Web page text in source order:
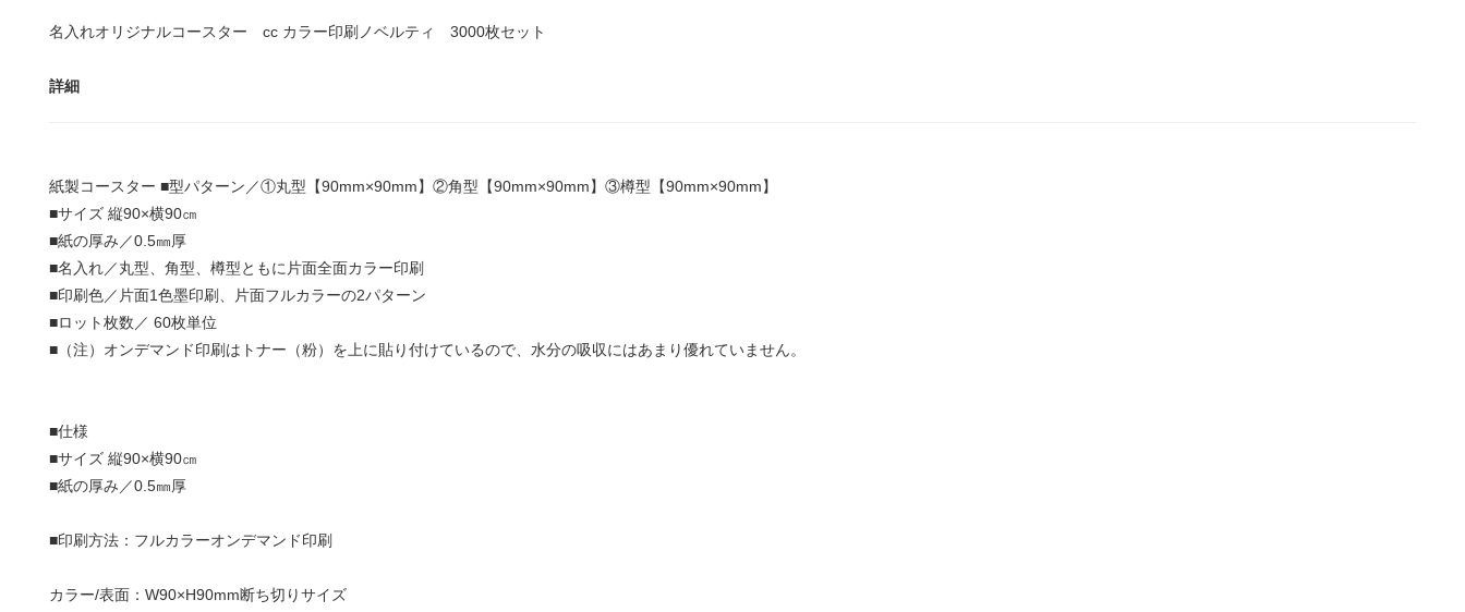
名入れオリジナルコースター cc カラー印刷ノベルティ 3000枚セット
詳細
紙製コースター ■型パターン／①丸型【90mm×90mm】②角型【90mm×90mm】③樽型【90mm×90mm】
■サイズ 縦90×横90㎝
■紙の厚み／0.5㎜厚
■名入れ／丸型、角型、樽型ともに片面全面カラー印刷
■印刷色／片面1色墨印刷、片面フルカラーの2パターン
■ロット枚数／ 60枚単位
■（注）オンデマンド印刷はトナー（粉）を上に貼り付けているので、水分の吸収にはあまり優れていません。
■仕様
■サイズ 縦90×横90㎝
■紙の厚み／0.5㎜厚
■印刷方法：フルカラーオンデマンド印刷
カラー/表面：W90×H90mm断ち切りサイズ